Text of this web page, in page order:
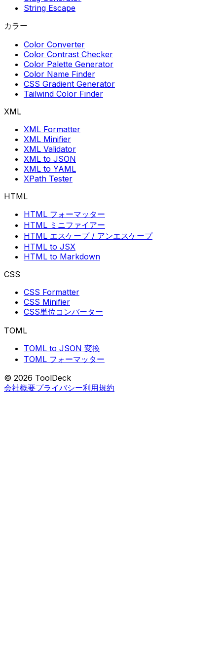
String Escape
カラー
Color Converter
Color Contrast Checker
Color Palette Generator
Color Name Finder
CSS Gradient Generator
Tailwind Color Finder
XML
XML Formatter
XML Minifier
XML Validator
XML to JSON
XML to YAML
XPath Tester
HTML
HTML フォーマッター
HTML ミニファイアー
HTML エスケープ / アンエスケープ
HTML to JSX
HTML to Markdown
CSS
CSS Formatter
CSS Minifier
CSS単位コンバーター
TOML
TOML to JSON 変換
TOML フォーマッター
© 2026 ToolDeck
会社概要プライバシー利用規約